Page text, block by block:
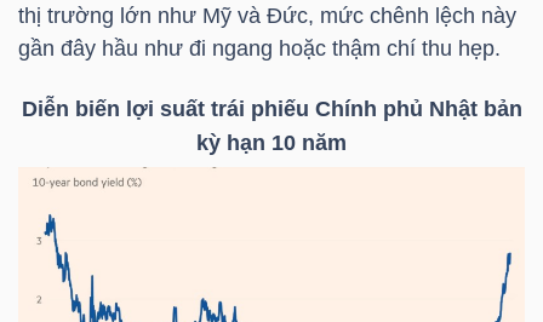
thị trường lớn như Mỹ và Đức, mức chênh lệch này
gần đây hầu như đi ngang hoặc thậm chí thu hẹp.
Diễn biến lợi suất trái phiếu Chính phủ Nhật bản
kỳ hạn 10 năm
DOANH
NGHIỆP